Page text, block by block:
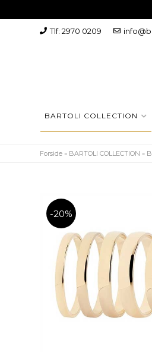
Tlf: 2970 0209
BARTOLI COLLECTION
Forside » BARTOLI COLLECTION »
-20%